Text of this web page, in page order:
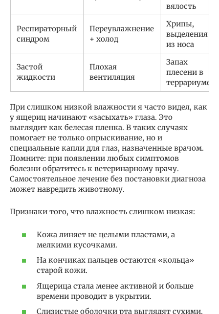
вялость
Респираторный
синдром
Переувлажнение
+ холод
Хрипы,
выделения
из носа
Застой
жидкости
Плохая
вентиляция
Запах
плесени в
террариуме
При слишком низкой влажности я часто видел, как
у ящериц начинают «засыхать» глаза. Это
выглядит как белесая пленка. В таких случаях
помогает не только опрыскивание, но и
специальные капли для глаз, назначенные врачом.
Помните: при появлении любых симптомов
болезни обратитесь к ветеринарному врачу.
Самостоятельное лечение без постановки диагноза
может навредить животному.
Признаки того, что влажность слишком низкая:
Кожа линяет не целыми пластами, а
мелкими кусочками.
На кончиках пальцев остаются «кольца»
старой кожи.
Ящерица стала менее активной и больше
времени проводит в укрытии.
Слизистые оболочки рта выглядят сухими.